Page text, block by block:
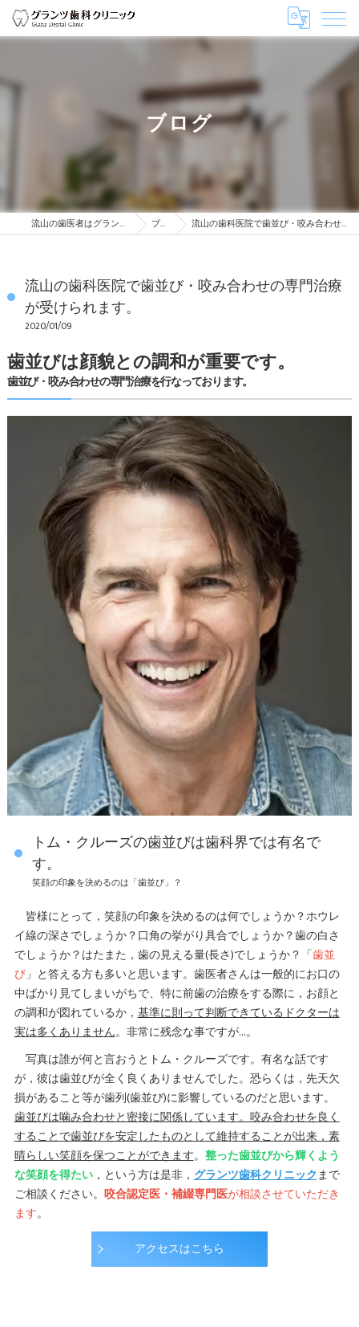
ブログ
流山の歯医者はグランツ歯科クリニック ブログ 流山の歯科医院で歯並び・咬み合わせの専門治療が受けられます。
流山の歯科医院で歯並び・咬み合わせの専門治療
が受けられます。
2020/01/09
歯並び・咬み合わせの専門治療を行なっております。
歯並びは顔貌との調和が重要です。
トム・クルーズの歯並びは歯科界では有名で
す。
笑顔の印象を決めるのは「歯並び」？
皆様にとって，笑顔の印象を決めるのは何でしょうか？ホウレ
イ線の深さでしょうか？口角の挙がり具合でしょうか？歯の白さ
でしょうか？はたまた，歯の見える量(長さ)でしょうか？「歯並
び」と答える方も多いと思います。歯医者さんは一般的にお口の
中ばかり見てしまいがちで、特に前歯の治療をする際に，お顔と
の調和が図れているか，基準に則って判断できているドクターは
実は多くありません。非常に残念な事ですが…。
写真は誰が何と言おうとトム・クルーズです。有名な話です
が，彼は歯並びが全く良くありませんでした。恐らくは，先天欠
損があること等が歯列(歯並び)に影響しているのだと思います。
歯並びは噛み合わせと密接に関係しています。咬み合わせを良く
することで歯並びを安定したものとして維持することが出来，素
晴らしい笑顔を保つことができます。 整った歯並びから輝くよう
な笑顔を得たい，という方は是非，グランツ歯科クリニックまで
ご相談ください。 咬合認定医・補綴専門医が相談させていただき
ます。
アクセスはこちら